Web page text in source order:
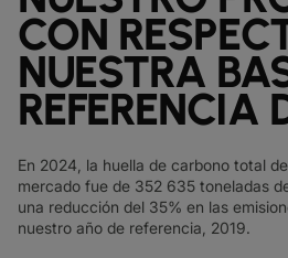
CON
NUESTRA
REFERENCIA
En 2024, la huella de carbono total
mercado fue de 352 635 toneladas
una reducción del 35% en las
nuestro año de referencia, 2019.